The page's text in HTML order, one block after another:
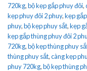
720kg,bộ kẹp gắp phuy đôi,
kẹp phuy đôi 2 phuy,kẹp
phuy,bộ kẹp phuy sắt,kẹp
kẹp gắp thùng phuy đôi 2
720kg,bộ kẹp thùng phuy
thùng phuy sắt,càng kẹp
phuy 720kg,bộ kẹp thùng